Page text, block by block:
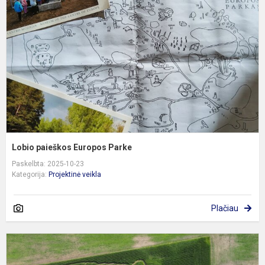
Lobio paieškos Europos Parke
Paskelbta: 2025-10-23
Kategorija: Projektinė veikla
Plačiau